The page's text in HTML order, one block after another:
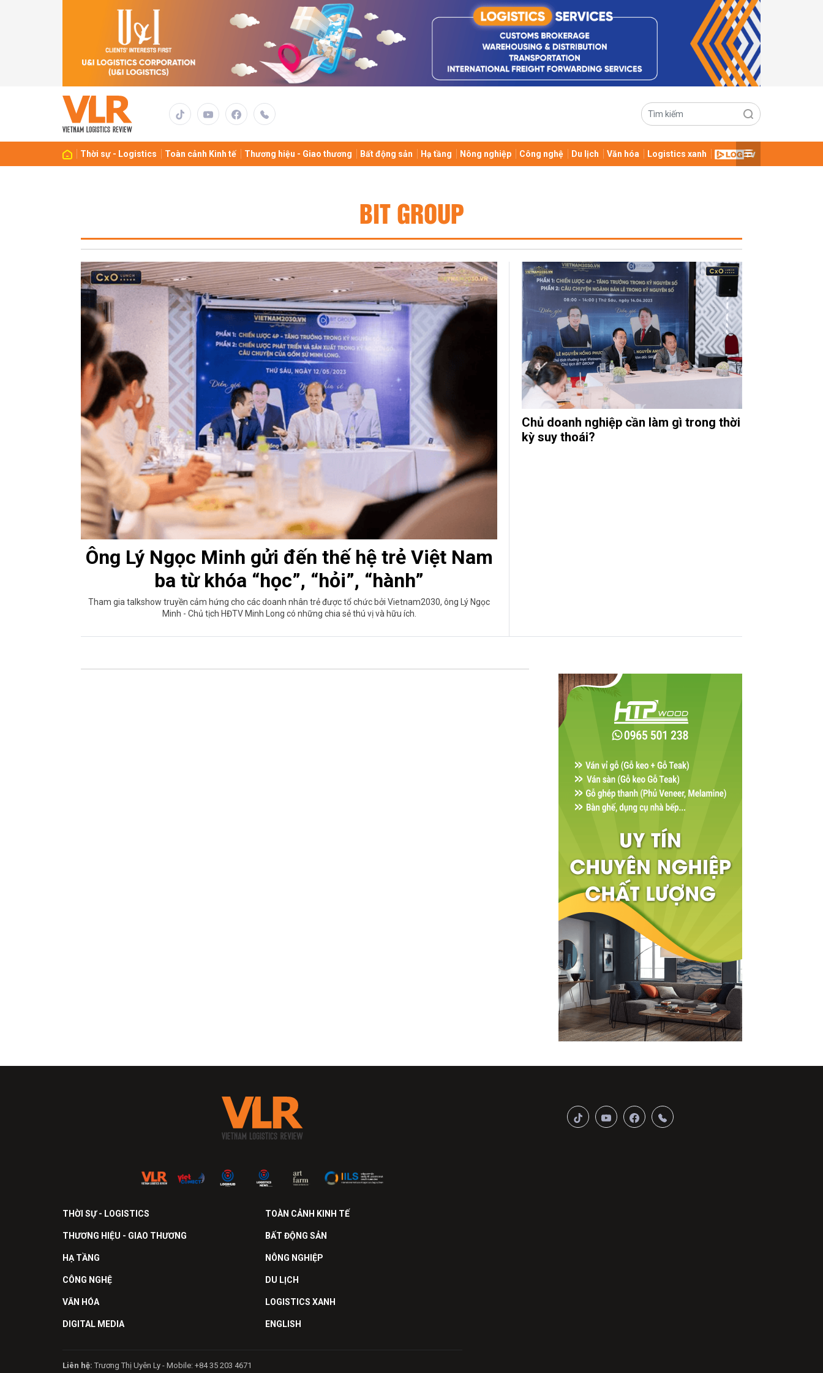
Thời sự - Logistics Toàn cảnh Kinh tế Thương hiệu - Giao thương Bất động sản Hạ tầng Nông nghiệp Công nghệ Du lịch Văn hóa Logistics xanh
BIT GROUP
Ông Lý Ngọc Minh gửi đến thế hệ trẻ Việt Nam
ba từ khóa “học”, “hỏi”, “hành”
Tham gia talkshow truyền cảm hứng cho các doanh nhân trẻ được tổ chức bởi Vietnam2030, ông Lý Ngọc
Minh - Chủ tịch HĐTV Minh Long có những chia sẻ thú vị và hữu ích.
Chủ doanh nghiệp cần làm gì trong thời
kỳ suy thoái?
THỜI SỰ - LOGISTICS TOÀN CẢNH KINH TẾ
THƯƠNG HIỆU - GIAO THƯƠNG BẤT ĐỘNG SẢN
HẠ TẦNG NÔNG NGHIỆP
CÔNG NGHỆ DU LỊCH
VĂN HÓA LOGISTICS XANH
DIGITAL MEDIA ENGLISH
Liên hệ: Trương Thị Uyên Ly - Mobile: +84 35 203 4671